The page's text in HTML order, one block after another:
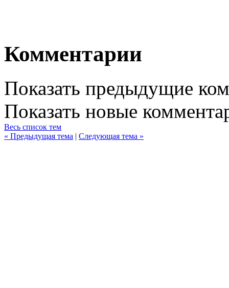
Комментарии
Показать предыдущие
Показать новые
Весь список тем
« Предыдущая тема | Следующая тема »